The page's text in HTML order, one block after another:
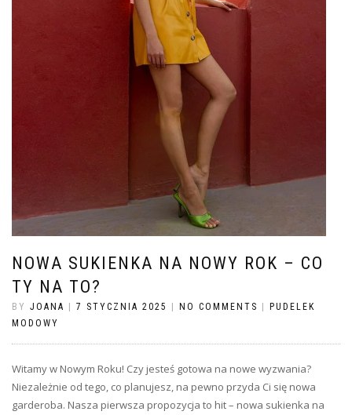
NOWA SUKIENKA NA NOWY ROK – CO
TY NA TO?
BY JOANA 7 STYCZNIA 2025 NO COMMENTS
PUDELEK
MODOWY
Witamy w Nowym Roku! Czy jesteś gotowa na nowe wyzwania?
Niezależnie od tego, co planujesz, na pewno przyda Ci się nowa
garderoba. Nasza pierwsza propozycja to hit – nowa sukienka na